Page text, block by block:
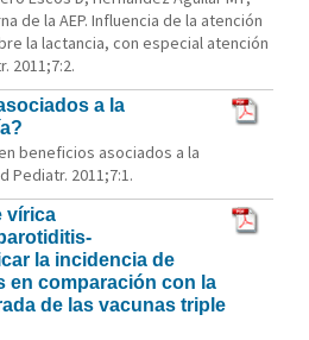
de la AEP. Influencia de la atención
la lactancia, con especial atención
2011;7:2.
a la
beneficios asociados a la
Pediatr. 2011;7:1.
vírica
la incidencia de
en comparación con la
de las vacunas triple